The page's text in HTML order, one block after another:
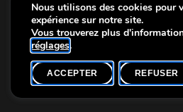
Nous utilisons des cookies pour
expérience sur notre site.
Vous trouverez plus
réglages.
ACCEPTER REFUSER